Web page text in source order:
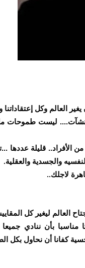
العالم وكل إعتقاداتنا و
ومنشآت.... ليست طموحات
الأفراد.. قليلة
والجسدية والعقلية.
لاجلك..
العالم ليغير كل
مناسبا بأن ننادي
كفانا أن نحاول بكل